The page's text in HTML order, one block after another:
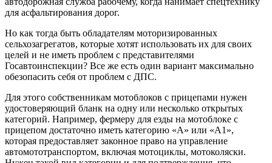
для асфальтирования дорог.
Но как тогда быть обладателям моторизированных
сельхозагрегатов, которые хотят использовать их для своих
целей и не иметь проблем с представителями
Госавтоинспекции? Все же есть один вариант максимально
обезопасить себя от проблем с ДПС.
Для этого собственникам мотоблоков с прицепами нужен
удостоверяющий бланк на одну или несколько открытых
категорий. Например, фермеру для езды на мотоблоке с
прицепом достаточно иметь категорию «A» или «A1»,
которая предоставляет законное право на управление
автомототранспортом, включая мотоциклы, мотоколяски.